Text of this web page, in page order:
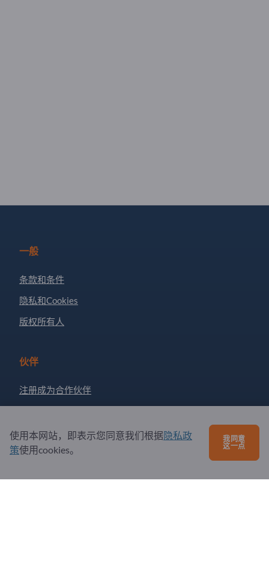
一般
条款和条件
隐私和Cookies
版权所有人
伙伴
注册成为合作伙伴
有问题吗？
问题和回答
使用本网站，即表示您同意我们根据隐私政
策使用cookies。
我同意
这一点